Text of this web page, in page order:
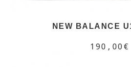
NEW BALANCE
190,00€